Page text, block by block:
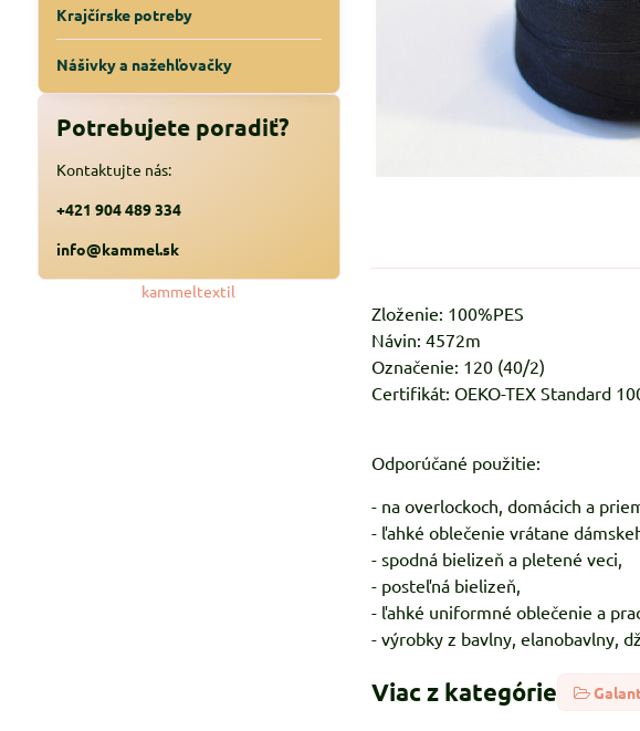
Zloženie: 100%PES
Návin: 4572m
Označenie: 120 (40/2)
Certifikát: OEKO-TEX Standard
Odporúčané použitie:
- na overlockoch, domácich a
- ľahké oblečenie vrátane
- spodná bielizeň a pletené veci,
- posteľná bielizeň,
- ľahké uniformné oblečenie a
- výrobky z bavlny, elanobavlny,
Viac z kategórie
Krajčírske potreby
Nášivky a nažehľovačky
Potrebujete poradiť?
Kontaktujte nás:
+421 904 489 334
info@kammel.sk
kammeltextil